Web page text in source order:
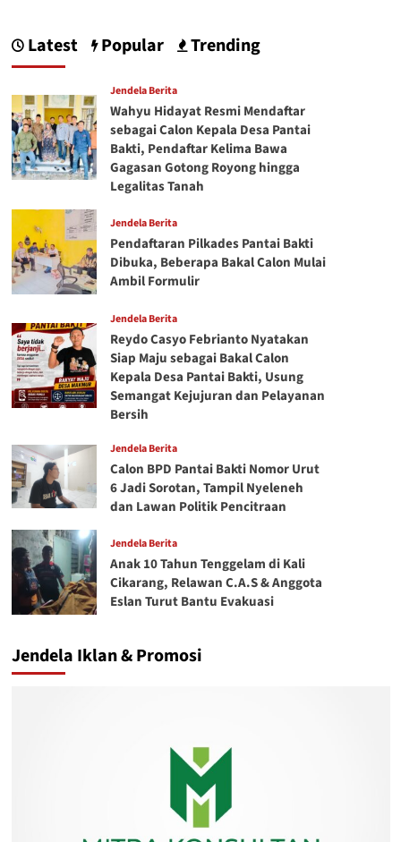
Latest Popular Trending
Jendela Berita
Wahyu Hidayat Resmi Mendaftar
sebagai Calon Kepala Desa Pantai
Bakti, Pendaftar Kelima Bawa
Gagasan Gotong Royong hingga
Legalitas Tanah
Jendela Berita
Pendaftaran Pilkades Pantai Bakti
Dibuka, Beberapa Bakal Calon Mulai
Ambil Formulir
Jendela Berita
Reydo Casyo Febrianto Nyatakan
Siap Maju sebagai Bakal Calon
Kepala Desa Pantai Bakti, Usung
Semangat Kejujuran dan Pelayanan
Bersih
Jendela Berita
Calon BPD Pantai Bakti Nomor Urut
6 Jadi Sorotan, Tampil Nyeleneh
dan Lawan Politik Pencitraan
Jendela Berita
Anak 10 Tahun Tenggelam di Kali
Cikarang, Relawan C.A.S & Anggota
Eslan Turut Bantu Evakuasi
Jendela Iklan & Promosi